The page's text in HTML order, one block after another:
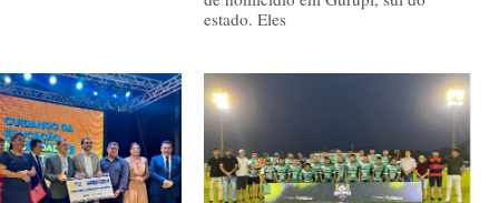
estado. Eles